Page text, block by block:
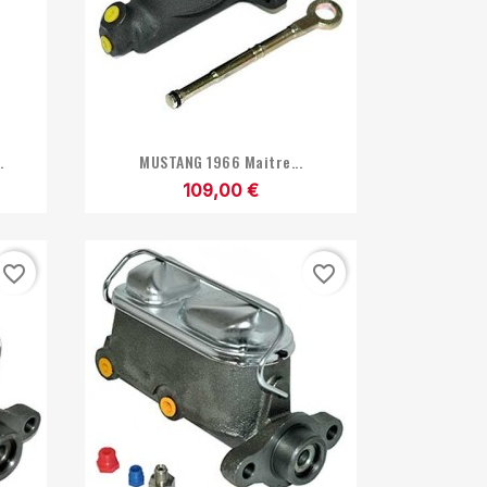
Aperçu rapide
MUSTANG 1966 Maitre...
109,00 €
favorite_border favorite_border